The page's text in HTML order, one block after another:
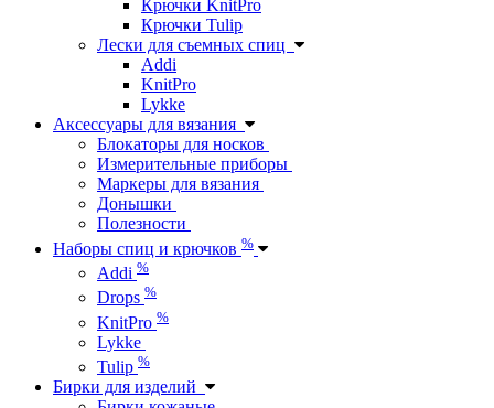
Крючки KnitPro
Крючки Tulip
Лески для съемных спиц
Addi
KnitPro
Lykke
Аксессуары для вязания
Блокаторы для носков
Измерительные приборы
Маркеры для вязания
Донышки
Полезности
Наборы спиц и крючков %
Addi %
Drops %
KnitPro %
Lykke
Tulip %
Бирки для изделий